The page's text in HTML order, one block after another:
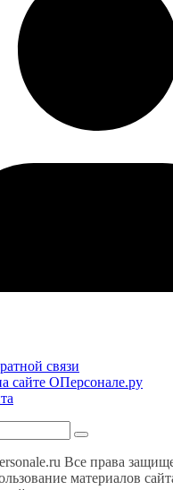
связи
сайте ОПерсонале.ру
Все права
материалов